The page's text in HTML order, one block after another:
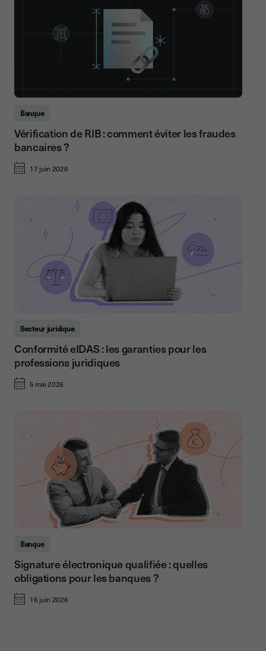
Banque
Vérification de RIB : comment éviter les fraudes
bancaires ?
17 juin 2026
Secteur juridique
Conformité eIDAS : les garanties pour les
professions juridiques
5 mai 2026
Banque
Signature électronique qualifiée : quelles
obligations pour les banques ?
16 juin 2026